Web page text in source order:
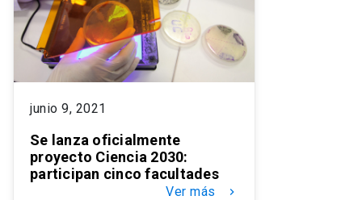
junio 9, 2021
Se lanza oficialmente
proyecto Ciencia 2030:
participan cinco facultades
Ver más keyboard_arrow_right